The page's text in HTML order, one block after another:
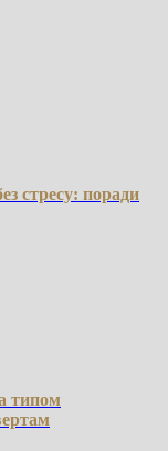
стресу: поради
типом